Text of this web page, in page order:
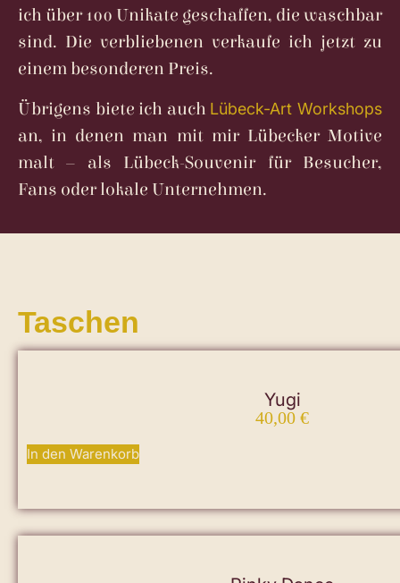
ich über 100 Unikate geschaffen, die waschbar
sind. Die verbliebenen verkaufe ich jetzt zu
einem besonderen Preis.
Übrigens biete ich auch Lübeck-Art Workshops
an, in denen man mit mir Lübecker Motive
malt – als Lübeck-Souvenir für Besucher,
Fans oder lokale Unternehmen.
Taschen
Yugi
40,00 €
In den Warenkorb